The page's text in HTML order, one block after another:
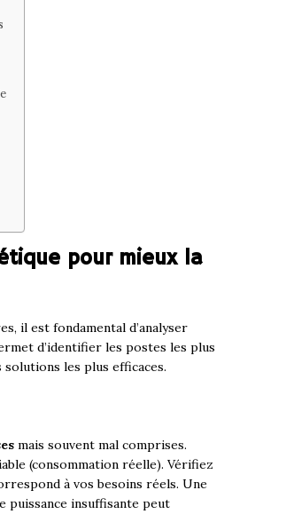
pour mieux la
il est fondamental d’analyser
d’identifier les postes les plus
les plus efficaces.
mais souvent mal comprises.
(consommation réelle). Vérifiez
à vos besoins réels. Une
puissance insuffisante peut